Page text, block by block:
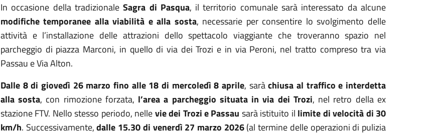
In occasione della tradizionaleSagra di Pasqua, il territorio comunale sarà interessato da alcune
modifiche temporanee alla viabilità e alla sosta, necessarie per consentire lo svolgimento delle
attività e l’installazione delle attrazioni dello spettacolo viaggiante che troveranno spazio nel
parcheggio di piazza Marconi, in quello di via dei Trozi e in via Peroni, nel tratto compreso tra via
Passau e Via Alton.
Dalle 8 di giovedì 26 marzo fino alle 18 di mercoledì 8 aprile, saràchiusa al traffico e interdetta
alla sosta, con rimozione forzata, l’area a parcheggio situata in via dei Trozi, nel retro della ex
stazione FTV. Nello stesso periodo, nellevie dei Trozi e Passau sarà istituito il limite di velocità di 30
km/h. Successivamente,dalle 15.30 di venerdì 27 marzo 2026(al termine delle operazioni di pulizia